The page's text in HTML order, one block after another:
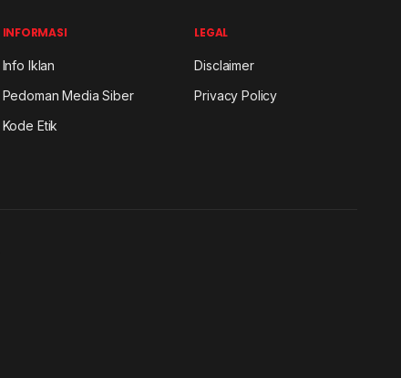
INFORMASI
Info Iklan
Pedoman Media Siber
Kode Etik
LEGAL
Disclaimer
Privacy Policy